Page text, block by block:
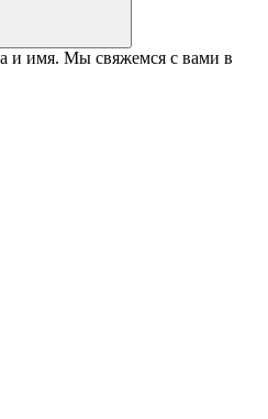
и имя. Мы свяжемся с вами в